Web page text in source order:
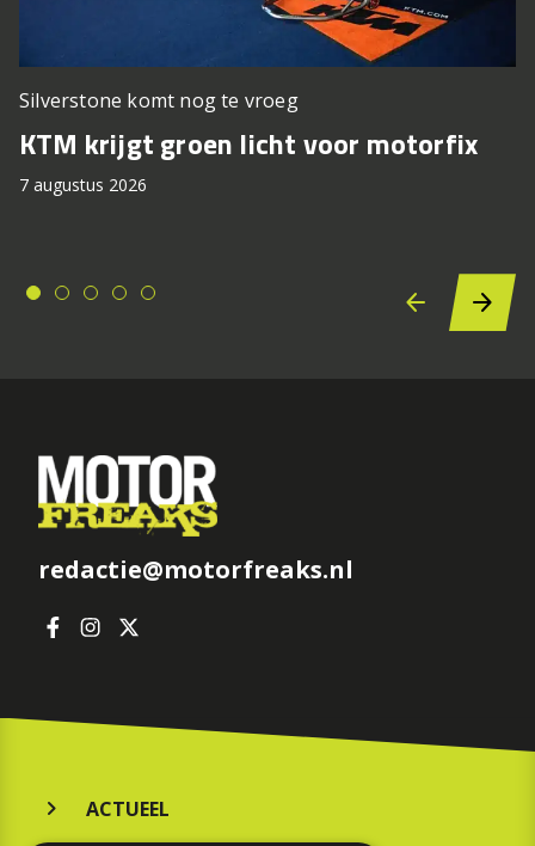
Silverstone komt nog te vroeg
KTM krijgt groen licht voor motorfix
7 augustus 2026
redactie@motorfreaks.nl
ACTUEEL